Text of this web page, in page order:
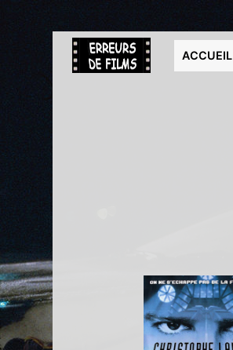
ACCUEIL